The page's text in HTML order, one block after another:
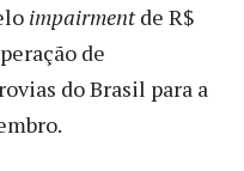
impairmentde R$
de
do Brasil para a